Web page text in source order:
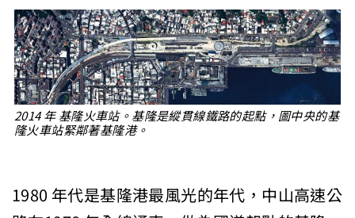
2014 年 基隆火車站。基隆是縱貫線鐵路的起點，圖中央的基
隆火車站緊鄰著基隆港。
1980 年代是基隆港最風光的年代，中山高速公